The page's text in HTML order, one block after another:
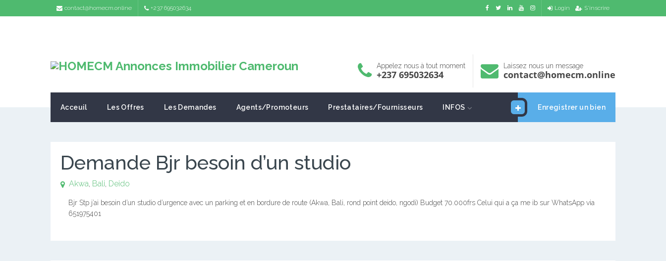
contact@homecm.online +237 695032634 Login S'inscrire
Appelez nous à tout moment
+237 695032634
Laissez nous un message
contact@homecm.online
Enregistrer un bien
Acceuil Les Offres Les Demandes Agents/Promoteurs Prestataires/Fournisseurs INFOS
Demande Bjr besoin d’un studio
Akwa, Bali, Deido
Bjr Stp j’ai besoin d’un studio d’urgence avec un parking et en bordure de route (Akwa, Bali, rond point deido, ngodi) Budget 70.000frs Celui qui a ça me ib sur WhatsApp via
651975401